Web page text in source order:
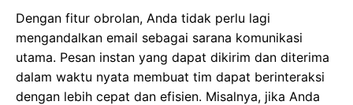
Dengan fitur obrolan, Anda tidak perlu lagi
mengandalkan email sebagai sarana komunikasi
utama. Pesan instan yang dapat dikirim dan diterima
dalam waktu nyata membuat tim dapat berinteraksi
dengan lebih cepat dan efisien. Misalnya, jika Anda